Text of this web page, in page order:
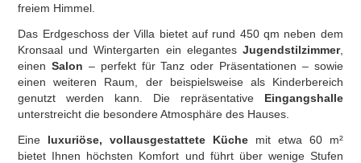
freiem Himmel.
Das Erdgeschoss der Villa bietet auf rund 450 qm neben dem
Kronsaal und Wintergarten ein elegantes Jugendstilzimmer,
einenSalon – perfekt für Tanz oder Präsentationen – sowie
einen weiteren Raum, der beispielsweise als Kinderbereich
genutzt werden kann. Die repräsentative Eingangshalle
unterstreicht die besondere Atmosphäre des Hauses.
Eine luxuriöse, vollausgestattete Küche mit etwa 60 m²
bietet Ihnen höchsten Komfort und führt über wenige Stufen